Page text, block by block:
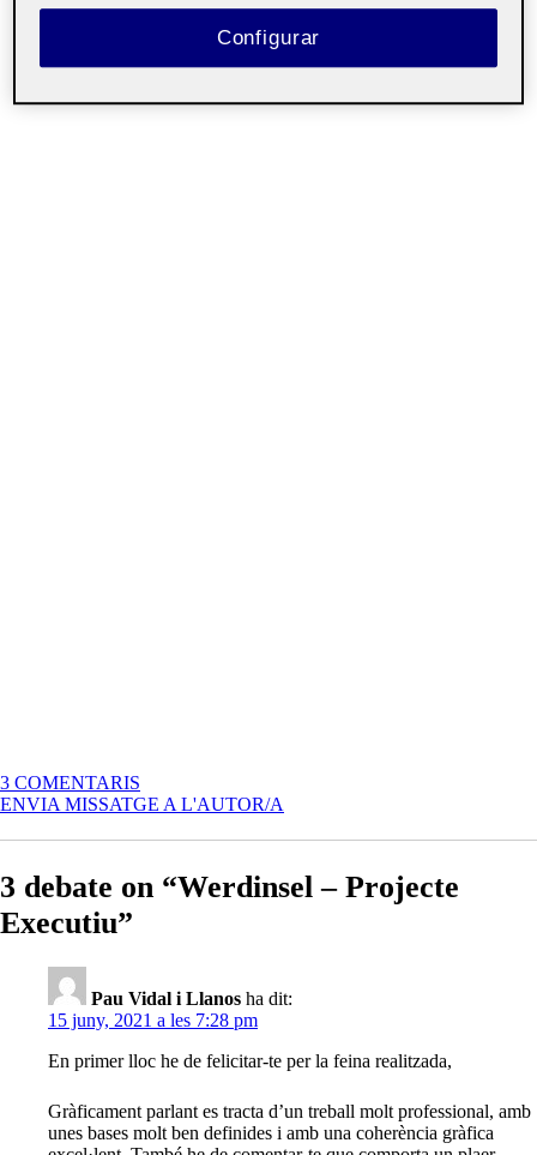
3 COMENTARIS
WERDINSEL
PROJECTE
ENVIA MISSATGE A L'AUTOR/A
3 debate on “Werdinsel – Projecte
Executiu”
Pau Vidal i Llanos ha dit:
15 juny, 2021 a les 7:28 pm
En primer lloc he de felicitar-te per la feina realitzada,
Gràficament parlant es tracta d’un treball molt professional, amb
unes bases molt ben definides i amb una coherència gràfica
Configurar